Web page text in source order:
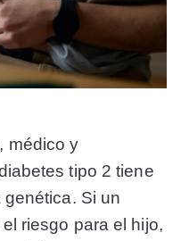
médico y
tipo 2 tiene
Si un
riesgo para el hijo,